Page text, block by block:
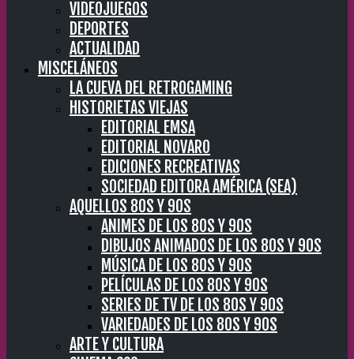
VIDEOJUEGOS
DEPORTES
ACTUALIDAD
MISCELÁNEOS
LA CUEVA DEL RETROGAMING
HISTORIETAS VIEJAS
EDITORIAL EMSA
EDITORIAL NOVARO
EDICIONES RECREATIVAS
SOCIEDAD EDITORA AMÉRICA (SEA)
AQUELLOS 80S Y 90S
ANIMES DE LOS 80S Y 90S
DIBUJOS ANIMADOS DE LOS 80S Y 90S
MÚSICA DE LOS 80S Y 90S
PELÍCULAS DE LOS 80S Y 90S
SERIES DE TV DE LOS 80S Y 90S
VARIEDADES DE LOS 80S Y 90S
ARTE Y CULTURA